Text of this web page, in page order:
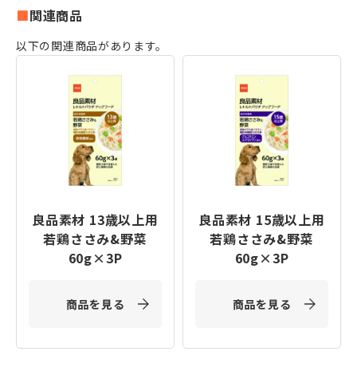
関連商品
以下の関連商品があります。
良品素材 13歳以上用
若鶏ささみ&野菜
60g×3P
商品を見る
良品素材 15歳以上用
若鶏ささみ&野菜
60g×3P
商品を見る